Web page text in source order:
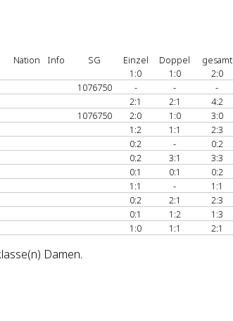
Nation Info SG Einzel Doppel
gesamt
1:0 1:0
2:0
1076750 - -
-
2:1 2:1
4:2
1076750 2:0 1:0
3:0
1:2 1:1
2:3
0:2 -
0:2
0:2 3:1
3:3
0:1 0:1
0:2
1:1 -
1:1
0:2 2:1
2:3
0:1 1:2
1:3
1:0 1:1 2:1
Damen.